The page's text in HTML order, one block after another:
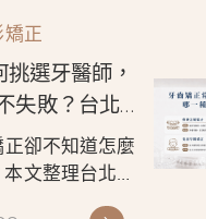
矯正
選牙醫師，
失敗？台北／
薦指南
卻不知道怎麼
文整理台北／